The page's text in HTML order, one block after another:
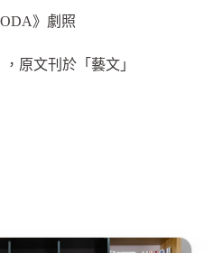
》劇照
原文刊於「藝文」